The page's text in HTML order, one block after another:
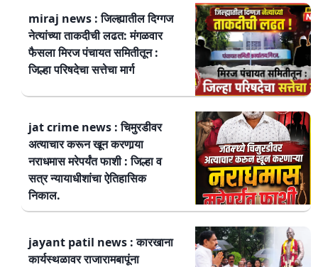
miraj news : जिल्ह्यातील दिग्गज
नेत्यांच्या ताकदीची लढत: मंगळवार
फैसला मिरज पंचायत समितीतून :
जिल्हा परिषदेचा सत्तेचा मार्ग
jat crime news : चिमुरडीवर
अत्याचार करून खून करणार्‍या
नराधमास मरेपर्यंत फाशी : जिल्हा व
सत्र न्यायाधीशांचा ऐतिहासिक
निकाल.
jayant patil news : कारखाना
कार्यस्थळावर राजारामबापूंना